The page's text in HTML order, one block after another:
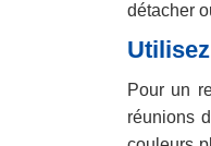
détacher
Pour un
réunions